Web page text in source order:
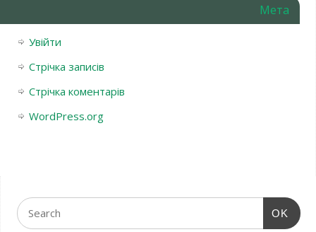
Мета
Увійти
Стрічка записів
Стрічка коментарів
WordPress.org
OK